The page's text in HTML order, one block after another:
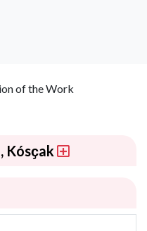
of the Work
Kósҫak